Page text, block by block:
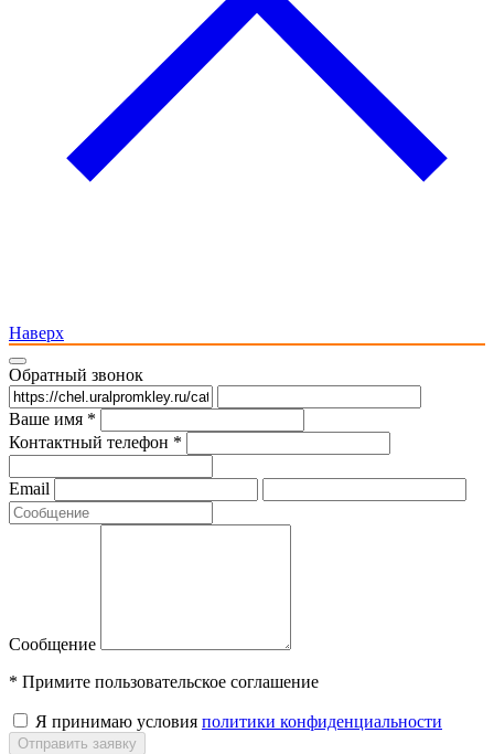
Наверх
Обратный звонок
Ваше имя *
Контактный телефон *
Email
Сообщение
* Примите пользовательское соглашение
Я принимаю условия политики конфиденциальности
Отправить заявку